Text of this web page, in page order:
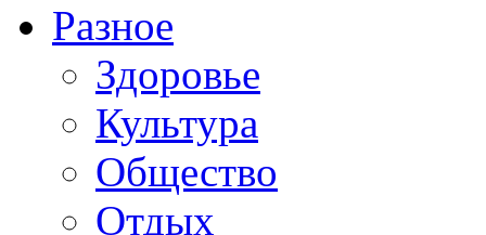
Разное
Здоровье
Культура
Общество
Отдых